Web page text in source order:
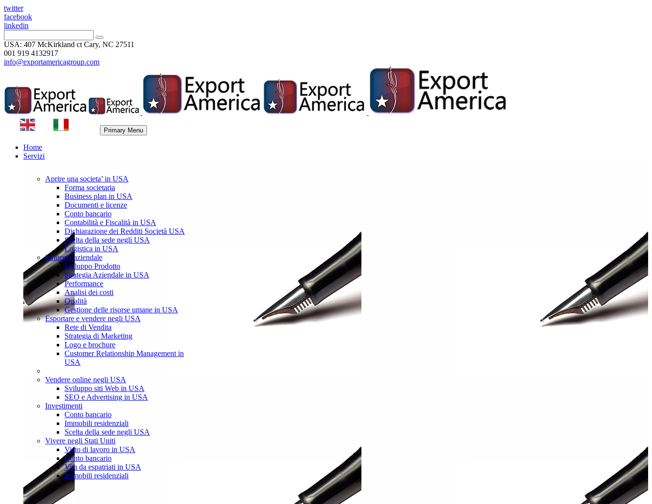
twitter
facebook
linkedin
USA: 407 McKirkland ct Cary, NC 27511
001 919 4132917
info@exportamericagroup.com
Primary Menu
Home
Servizi
Aprire una societa’ in USA
Forma societaria
Business plan in USA
Documenti e licenze
Conto bancario
Contabilità e Fiscalità in USA
Dichiarazione dei Redditi Società USA
Scelta della sede negli USA
Logistica in USA
Strategia aziendale
Sviluppo Prodotto
Strategia Aziendale in USA
Performance
Analisi dei costi
Qualità
Gestione delle risorse umane in USA
Esportare e vendere negli USA
Rete di Vendita
Strategia di Marketing
Logo e brochure
Customer Relationship Management in
USA
Vendere online negli USA
Sviluppo siti Web in USA
SEO e Advertising in USA
Investimenti
Conto bancario
Immobili residenziali
Scelta della sede negli USA
Vivere negli Stati Uniti
Visto di lavoro in USA
Conto bancario
Vita da espatriati in USA
Immobili residenziali